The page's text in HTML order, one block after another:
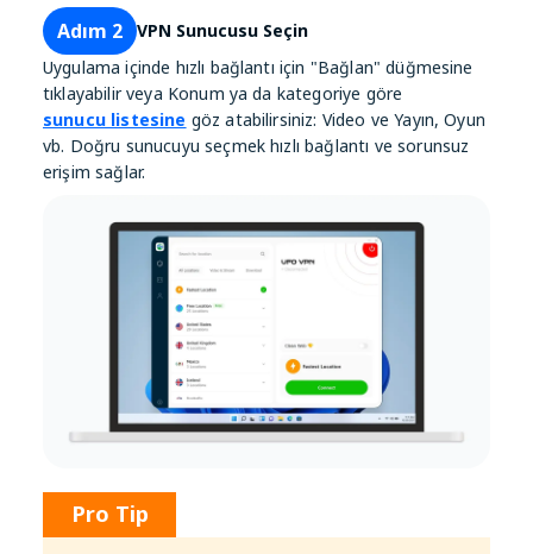
Adım 2
VPN Sunucusu Seçin
Uygulama içinde hızlı bağlantı için "Bağlan" düğmesine
tıklayabilir veya Konum ya da kategoriye göre
sunucu listesine göz atabilirsiniz: Video ve Yayın, Oyun
vb. Doğru sunucuyu seçmek hızlı bağlantı ve sorunsuz
erişim sağlar.
Pro Tip